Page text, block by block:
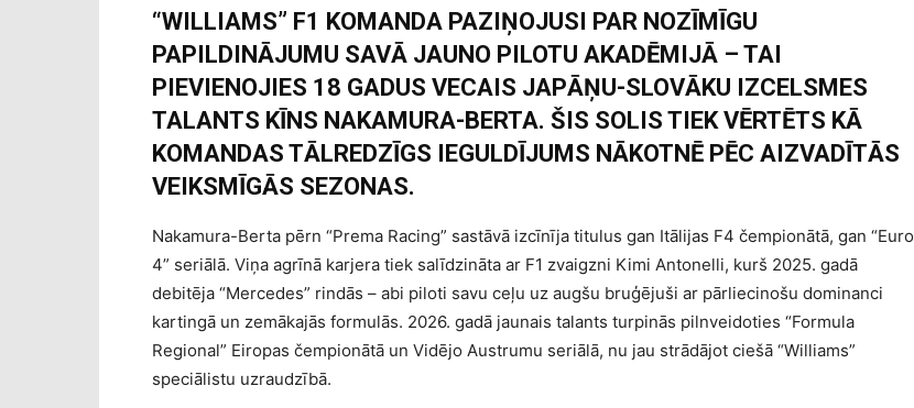
“WILLIAMS” F1 KOMANDA PAZIŅOJUSI PAR NOZĪMĪGU
PAPILDINĀJUMU SAVĀ JAUNO PILOTU AKADĒMIJĀ – TAI
PIEVIENOJIES 18 GADUS VECAIS JAPĀŅU-SLOVĀKU IZCELSMES
TALANTS KĪNS NAKAMURA-BERTA. ŠIS SOLIS TIEK VĒRTĒTS KĀ
KOMANDAS TĀLREDZĪGS IEGULDĪJUMS NĀKOTNĒ PĒC AIZVADĪTĀS
VEIKSMĪGĀS SEZONAS.
Nakamura-Berta pērn “Prema Racing” sastāvā izcīnīja titulus gan Itālijas F4 čempionātā, gan “Euro
4” seriālā. Viņa agrīnā karjera tiek salīdzināta ar F1 zvaigzni Kimi Antonelli, kurš 2025. gadā
debitēja “Mercedes” rindās – abi piloti savu ceļu uz augšu bruģējuši ar pārliecinošu dominanci
kartingā un zemākajās formulās. 2026. gadā jaunais talants turpinās pilnveidoties “Formula
Regional” Eiropas čempionātā un Vidējo Austrumu seriālā, nu jau strādājot ciešā “Williams”
speciālistu uzraudzībā.